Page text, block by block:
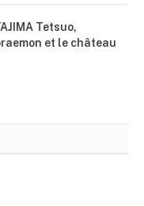
Tetsuo,
et le château